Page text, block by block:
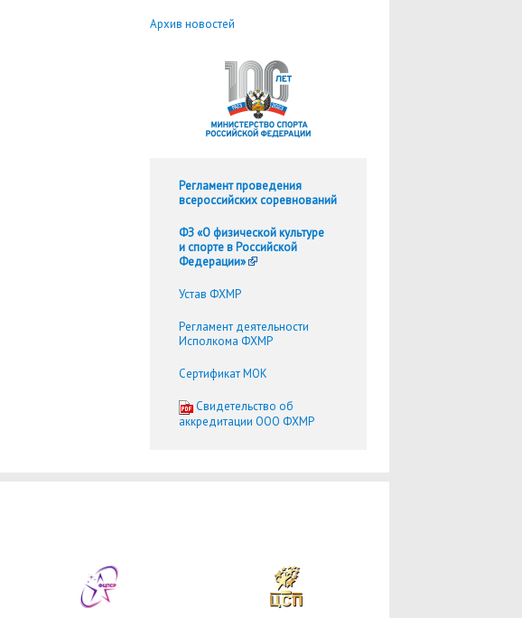
Архив новостей
Регламент проведения
всероссийских соревнований
ФЗ «О физической культуре
и спорте в Российской
Федерации»
Устав ФХМР
Регламент деятельности
Исполкома ФХМР
Сертификат МОК
Cвидетельство об
аккредитации ООО ФХМР